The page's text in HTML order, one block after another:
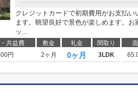
クレジットカードで初期費用がお支払
ます。眺望良好で景色が楽しめます。
ッ...
共益費 敷金 礼金 間取り
円 2ヶ月 0ヶ月 3LDK